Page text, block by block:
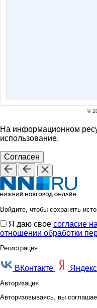
©
На информационном
использование.
Согласен
Войдите, чтобы сохранять
Я даю свое согласие
отношении обработки
Регистрация
ВКонтакте Яндекс
Авторизация
Авторизовываясь, вы